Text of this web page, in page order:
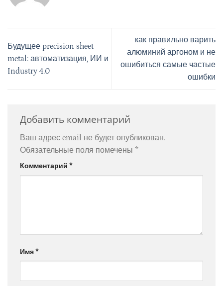
Будущее precision sheet
metal: автоматизация, ИИ и
Industry 4.0
как правильно варить
алюминий аргоном и не
ошибиться самые частые
ошибки
Добавить комментарий
Ваш адрес email не будет опубликован.
Обязательные поля помечены *
Комментарий *
Имя*